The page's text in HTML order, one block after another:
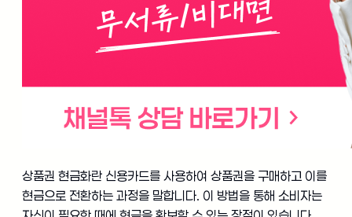
상품권 현금화란 신용카드를 사용하여 상품권을 구매하고 이를
현금으로 전환하는 과정을 말합니다. 이 방법을 통해 소비자는